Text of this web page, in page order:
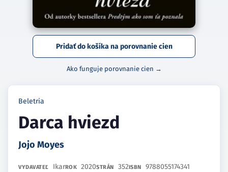
Pridať do košíka na porovnanie cien
Ako funguje porovnanie cien →
Beletria
Darca hviezd
Jojo Moyes
VYDAVATEĽ IkarROK 2020STRÁN 352ISBN 9788055174341